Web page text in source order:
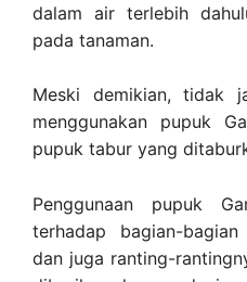
dalam air terlebih
pada tanaman.
Meski demikian, tidak
menggunakan pupuk
pupuk tabur yang
Penggunaan pupuk
terhadap bagian-
dan juga ranting-